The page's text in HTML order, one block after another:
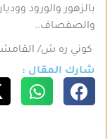
بالزهور والورود
والصفصاف..
كوني ره ش/
شارك المقال :